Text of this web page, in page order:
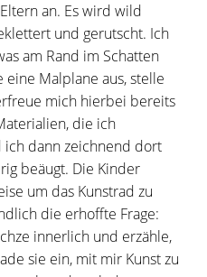
an. Es wird wild
und gerutscht. Ich
am Rand im Schatten
eine Malplane aus, stelle
mich hierbei bereits
die ich
ich dann zeichnend dort
beäugt. Die Kinder
um das Kunstrad zu
die erhoffte Frage:
innerlich und erzähle,
sie ein, mit mir Kunst zu